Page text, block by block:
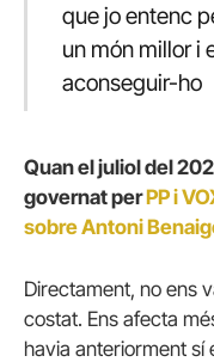
que jo entenc
un món millor i
aconseguir-ho
Quan el juliol del
governat perPP i
sobre Antoni
Directament, no ens
costat. Ens afecta
havia anteriorment sí